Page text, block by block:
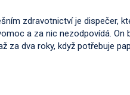
zdravotnictví je dispečer,
a za nic nezodpovídá. On
za dva roky, když potřebuje